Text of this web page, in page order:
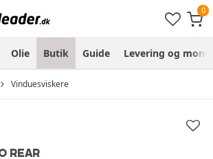
Olie Butik Guide Levering og
Vinduesviskere
REAR